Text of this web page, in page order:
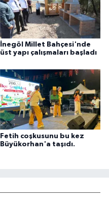
İnegöl Millet Bahçesi'nde
üst yapı çalışmaları başladı
Fetih coşkusunu bu kez
Büyükorhan'a taşıdı.